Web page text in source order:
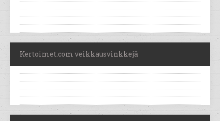
Kertoimet.com veikkausvinkkejä